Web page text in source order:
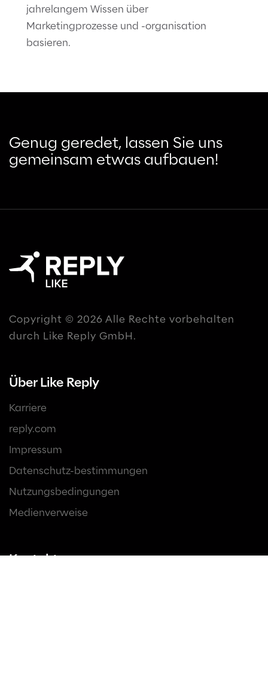
jahrelangem Wissen über
Marketingprozesse und -organisation
basieren.
Genug geredet, lassen Sie uns
gemeinsam etwas aufbauen!
Copyright © 2026 Alle Rechte vorbehalten
durch Like Reply GmbH.
Über Like Reply
Karriere
reply.com
Impressum
Datenschutz-bestimmungen
Nutzungsbedingungen
Medienverweise
Kontakt